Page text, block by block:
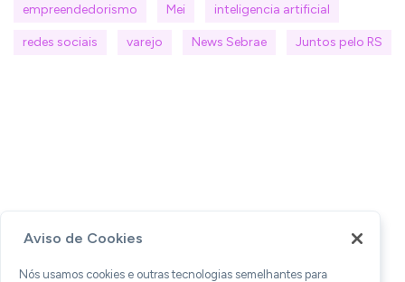
empreendedorismo Mei inteligencia artificial
redes sociais varejo News Sebrae Juntos pelo RS
Aviso de Cookies
Nós usamos cookies e outras tecnologias semelhantes para